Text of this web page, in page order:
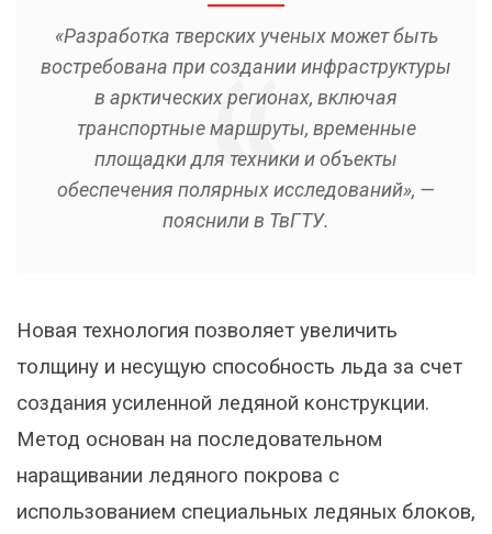
«Разработка тверских ученых может быть
востребована при создании инфраструктуры
в арктических регионах, включая
транспортные маршруты, временные
площадки для техники и объекты
обеспечения полярных исследований», —
пояснили в ТвГТУ.
Новая технология позволяет увеличить
толщину и несущую способность льда за счет
создания усиленной ледяной конструкции.
Метод основан на последовательном
наращивании ледяного покрова с
использованием специальных ледяных блоков,